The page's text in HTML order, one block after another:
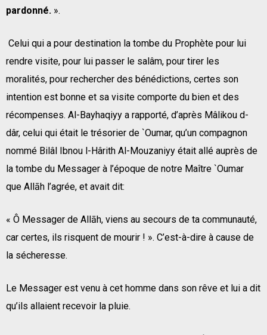
pardonné. ».
Celui qui a pour destination la tombe du Prophète pour lui
rendre visite, pour lui passer le salâm, pour tirer les
moralités, pour rechercher des bénédictions, certes son
intention est bonne et sa visite comporte du bien et des
récompenses. Al-Bayhaqiyy a rapporté, d’après Mâlikou d-
dâr, celui qui était le trésorier de `Oumar, qu’un compagnon
nommé Bilâl Ibnou l-Hârith Al-Mouzaniyy était allé auprès de
la tombe du Messager à l’époque de notre Maître `Oumar
que Allāh l’agrée, et avait dit:
« Ô Messager de Allāh, viens au secours de ta communauté,
car certes, ils risquent de mourir ! ». C’est-à-dire à cause de
la sécheresse.
Le Messager est venu à cet homme dans son rêve et lui a dit
qu’ils allaient recevoir la pluie.